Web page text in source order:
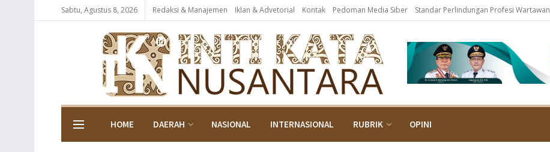
Sabtu, Agustus 8, 2026 Redaksi & Manajemen Iklan & Advetorial Kontak Pedoman Media Siber Standar Perlindungan Profesi Wartawan
HOME DAERAH NASIONAL INTERNASIONAL RUBRIK OPINI